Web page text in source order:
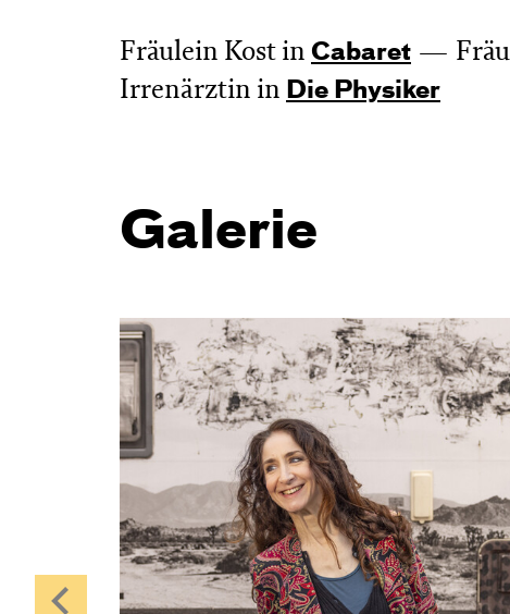
Fräulein Kost in Cabaret
Irrenärztin in Die Physiker
Galerie